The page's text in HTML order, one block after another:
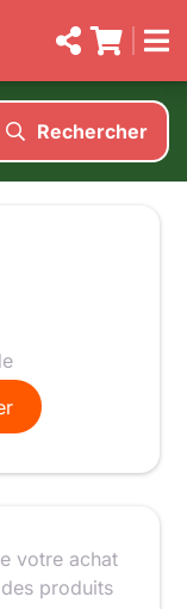
Rechercher
votre achat
produits